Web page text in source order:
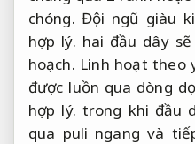
chóng. Đội ngũ giàu
hợp lý. hai đầu dây
hoạch. Linh hoạt theo
được luồn qua dòng
hợp lý. trong khi đầu
qua puli ngang và